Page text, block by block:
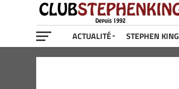
ACTUALITÉ STEPHEN KING